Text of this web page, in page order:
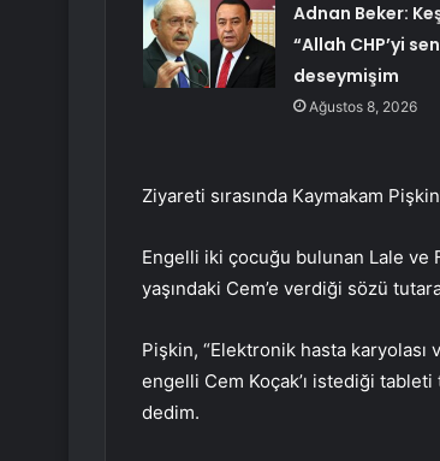
Adnan Beker:
“Allah CHP’yi
deseymişim
Ağustos 8, 2026
Ziyareti sırasında Kaymakam
Engelli iki çocuğu bulunan Lale ve
yaşındaki Cem’e verdiği sözü
Pişkin, “Elektronik hasta
engelli Cem Koçak’ı istediği
dedim.